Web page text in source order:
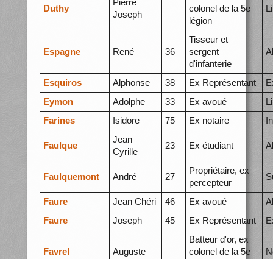
Duthy
Pierre
Joseph
colonel de la 5e
légion
Espagne René 36
Tisseur et
sergent
d'infanterie
Esquiros Alphonse 38 Ex Représentant
Eymon
Adolphe 33 Ex avoué
Farines
Isidore 75 Ex notaire
Faulque
Jean
Cyrille
23 Ex étudiant
Faulquemont André 27
Propriétaire, ex
percepteur
Faure Jean Chéri 46 Ex avoué
Faure
Joseph 45 Ex Représentant
Favrel Auguste
Batteur d'or, ex
colonel de la 5e